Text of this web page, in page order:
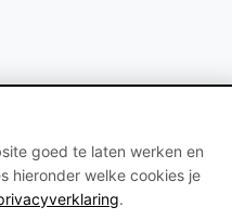
goed te laten werken en
hieronder welke cookies je
.